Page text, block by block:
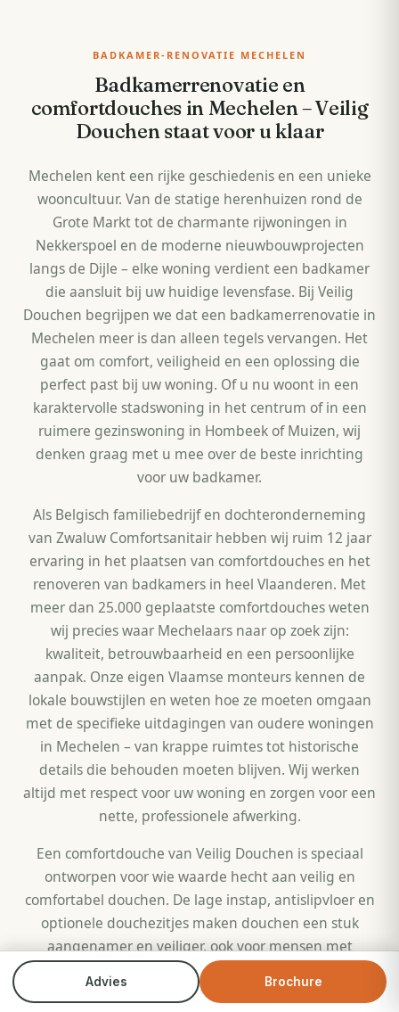
Advies Brochure
BADKAMER-RENOVATIE MECHELEN
Badkamerrenovatie en
comfortdouches in Mechelen – Veilig
Douchen staat voor u klaar
Mechelen kent een rijke geschiedenis en een unieke
wooncultuur. Van de statige herenhuizen rond de
Grote Markt tot de charmante rijwoningen in
Nekkerspoel en de moderne nieuwbouwprojecten
langs de Dijle – elke woning verdient een badkamer
die aansluit bij uw huidige levensfase. Bij Veilig
Douchen begrijpen we dat een badkamerrenovatie in
Mechelen meer is dan alleen tegels vervangen. Het
gaat om comfort, veiligheid en een oplossing die
perfect past bij uw woning. Of u nu woont in een
karaktervolle stadswoning in het centrum of in een
ruimere gezinswoning in Hombeek of Muizen, wij
denken graag met u mee over de beste inrichting
voor uw badkamer.
Als Belgisch familiebedrijf en dochteronderneming
van Zwaluw Comfortsanitair hebben wij ruim 12 jaar
ervaring in het plaatsen van comfortdouches en het
renoveren van badkamers in heel Vlaanderen. Met
meer dan 25.000 geplaatste comfortdouches weten
wij precies waar Mechelaars naar op zoek zijn:
kwaliteit, betrouwbaarheid en een persoonlijke
aanpak. Onze eigen Vlaamse monteurs kennen de
lokale bouwstijlen en weten hoe ze moeten omgaan
met de specifieke uitdagingen van oudere woningen
in Mechelen – van krappe ruimtes tot historische
details die behouden moeten blijven. Wij werken
altijd met respect voor uw woning en zorgen voor een
nette, professionele afwerking.
Een comfortdouche van Veilig Douchen is speciaal
ontworpen voor wie waarde hecht aan veilig en
comfortabel douchen. De lage instap, antislipvloer en
optionele douchezitjes maken douchen een stuk
aangenamer en veiliger, ook voor mensen met
beperkte mobiliteit. Dat betekent dat u langer
zelfstandig kunt blijven wonen in uw vertrouwde
Bel direct Brochure